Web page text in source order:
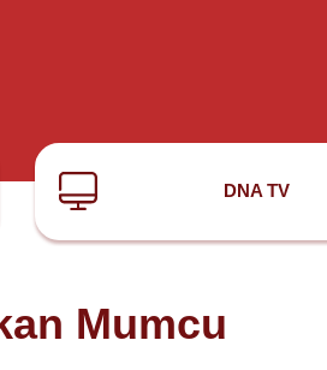
DNA TV
Mumcu